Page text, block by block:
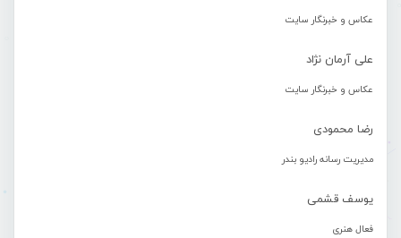
عکاس و خبرنگار سایت
علی آرمان نژاد
عکاس و خبرنگار سایت
رضا محمودی
مدیریت رسانه رادیو بندر
یوسف قشمی
فعال هنری